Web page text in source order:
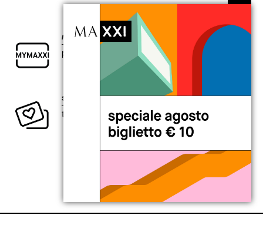
my MAXXI card
per chi è curioso di esplorare il presente.
sostieni la creatività contemporanea
ti aspetta un intero anno di vantaggi.